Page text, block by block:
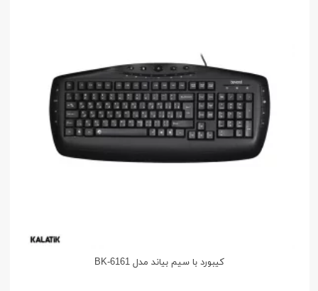
کیبورد با سیم بیاند مدل BK-6161